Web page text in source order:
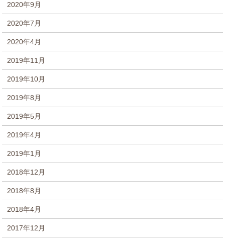
2020年9月
2020年7月
2020年4月
2019年11月
2019年10月
2019年8月
2019年5月
2019年4月
2019年1月
2018年12月
2018年8月
2018年4月
2017年12月